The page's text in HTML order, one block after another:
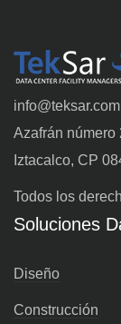
Azafrán número
Iztacalco, CP
Todos los
Soluciones
Diseño
Construcción